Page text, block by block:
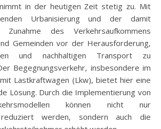
in der heutigen Zeit stetig zu. Mit
Urbanisierung und der damit
Zunahme des Verkehrsaufkommens
Gemeinden vor der Herausforderung,
und nachhaltigen Transport zu
Begegnungsverkehr, insbesondere im
Lastkraftwagen (Lkw), bietet hier eine
Lösung. Durch die Implementierung von
können nicht nur
reduziert werden, sondern auch die